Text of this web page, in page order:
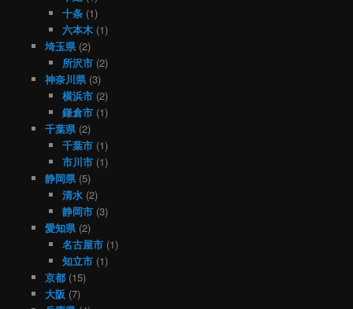
十条 (1)
六本木 (1)
埼玉県(2)
所沢市 (2)
神奈川県(3)
横浜市 (2)
鎌倉市 (1)
千葉県(2)
千葉市 (1)
市川市 (1)
静岡県(5)
清水 (2)
静岡市 (3)
愛知県(2)
名古屋市 (1)
知立市 (1)
京都(15)
大阪 (7)